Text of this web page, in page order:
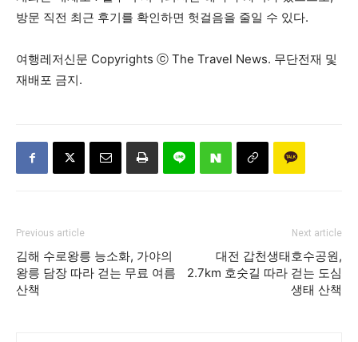
방문 직전 최근 후기를 확인하면 헛걸음을 줄일 수 있다.
여행레저신문 Copyrights ⓒ The Travel News. 무단전재 및
재배포 금지.
Previous article
김해 수로왕릉 능소화, 가야의
왕릉 담장 따라 걷는 무료 여름
산책
Next article
대전 갑천생태호수공원,
2.7km 호숫길 따라 걷는 도심
생태 산책